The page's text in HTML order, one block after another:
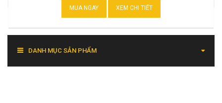
MUA NGAY XEM CHI TIẾT
DANH MỤC SẢN PHẨM